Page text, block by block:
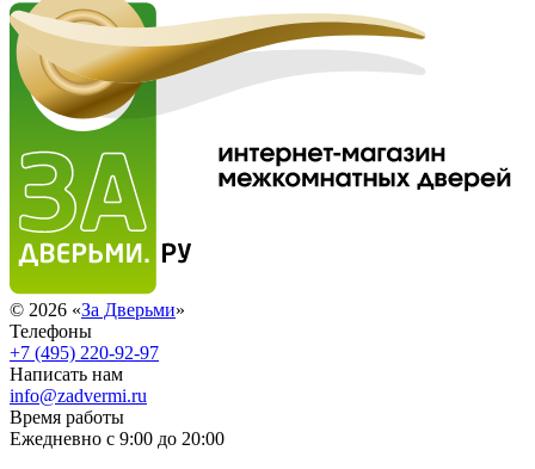
© 2026 «За Дверьми»
Телефоны
+7 (495) 220-92-97
Написать нам
info@zadvermi.ru
Время работы
Ежедневно с 9:00 до 20:00